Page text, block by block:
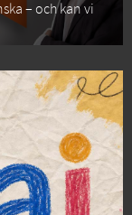
– och kan vi